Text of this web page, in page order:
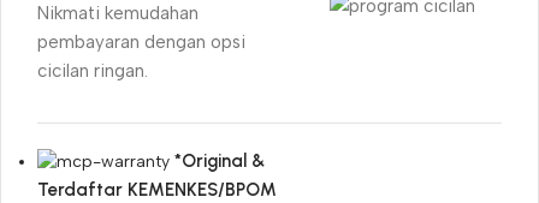
Nikmati kemudahan
pembayaran dengan opsi
cicilan ringan.
*Original &
Terdaftar KEMENKES/BPOM